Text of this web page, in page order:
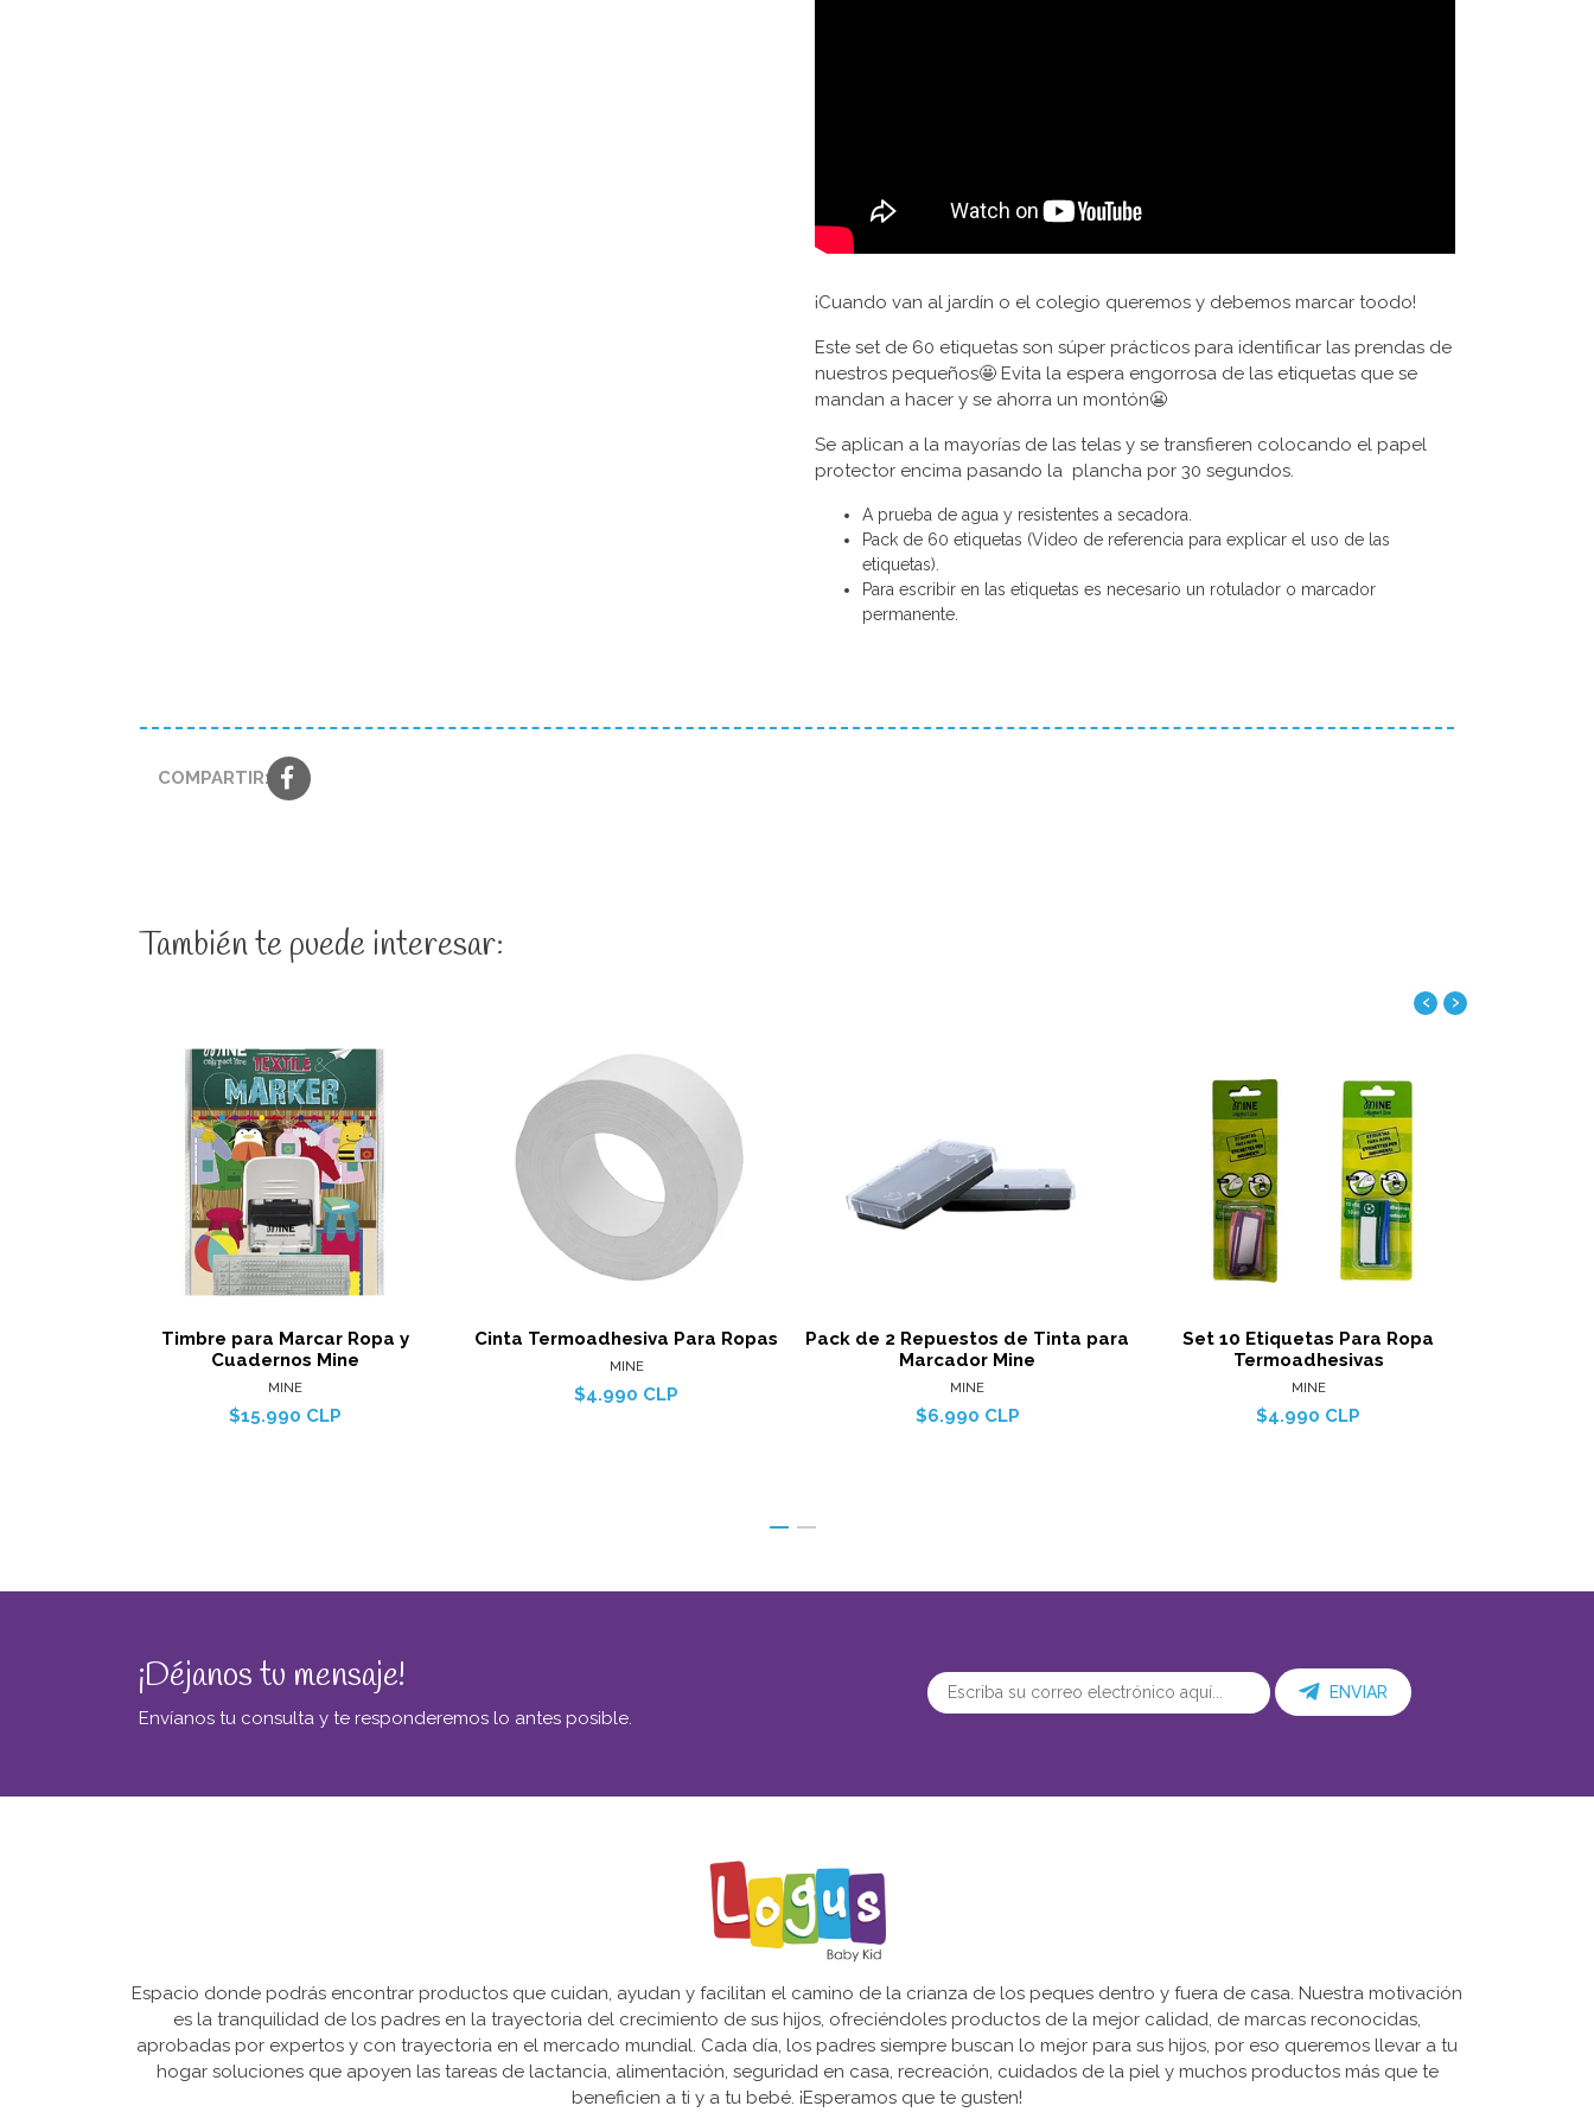
¡Cuando van al jardín o el colegio queremos y debemos marcar toodo!
Este set de 60 etiquetas son súper prácticos para identificar las prendas de
nuestros pequeños🤩 Evita la espera engorrosa de las etiquetas que se
mandan a hacer y se ahorra un montón😬
Se aplican a la mayorías de las telas y se transfieren colocando el papel
protector encima pasando la plancha por 30 segundos.
A prueba de agua y resistentes a secadora.
Pack de 60 etiquetas (Video de referencia para explicar el uso de las
etiquetas).
Para escribir en las etiquetas es necesario un rotulador o marcador
permanente.
COMPARTIR:
También te puede interesar:
Timbre para Marcar Ropa y
Cuadernos Mine
MINE
$15.990 CLP
Ver detalles
Cinta Termoadhesiva Para Ropas
MINE
$4.990 CLP
Ver detalles
Pack de 2 Repuestos de Tinta para
Marcador Mine
MINE
$6.990 CLP
Set 10 Etiquetas Para Ropa
Termoadhesivas
MINE
$4.990 CLP
Ver detalles
‹ ›
¡Déjanos tu mensaje!
Envíanos tu consulta y te responderemos lo antes posible.
ENVIAR
Espacio donde podrás encontrar productos que cuidan, ayudan y facilitan el camino de la crianza de los peques dentro y fuera de casa. Nuestra motivación
es la tranquilidad de los padres en la trayectoria del crecimiento de sus hijos, ofreciéndoles productos de la mejor calidad, de marcas reconocidas,
aprobadas por expertos y con trayectoria en el mercado mundial. Cada día, los padres siempre buscan lo mejor para sus hijos, por eso queremos llevar a tu
hogar soluciones que apoyen las tareas de lactancia, alimentación, seguridad en casa, recreación, cuidados de la piel y muchos productos más que te
beneficien a ti y a tu bebé. ¡Esperamos que te gusten!